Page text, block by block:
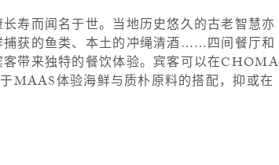
寿而闻名于世。当地历史悠久的古老智慧亦
获的鱼类、本土的冲绳清酒……四间餐厅和
带来独特的餐饮体验。宾客可以在CHOMA
MAAS体验海鲜与质朴原料的搭配，抑或在